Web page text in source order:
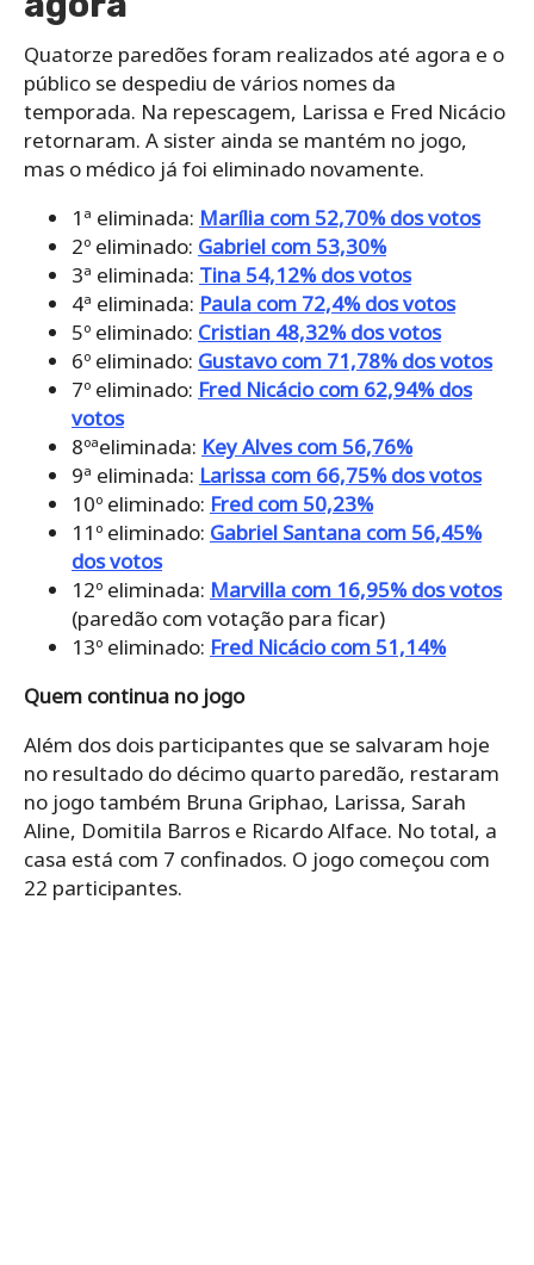
Quatorze paredões foram realizados até agora e o
público se despediu de vários nomes da
temporada. Na repescagem, Larissa e Fred Nicácio
retornaram. A sister ainda se mantém no jogo,
mas o médico já foi eliminado novamente.
1ª eliminada: Marília com 52,70% dos votos
2º eliminado: Gabriel com 53,30%
3ª eliminada: Tina 54,12% dos votos
4ª eliminada: Paula com 72,4% dos votos
5º eliminado: Cristian 48,32% dos votos
6º eliminado: Gustavo com 71,78% dos votos
7º eliminado: Fred Nicácio com 62,94% dos
votos
8ºªeliminada: Key Alves com 56,76%
9ª eliminada: Larissa com 66,75% dos votos
10º eliminado: Fred com 50,23%
11º eliminado: Gabriel Santana com 56,45%
dos votos
12º eliminada: Marvilla com 16,95% dos votos
(paredão com votação para ficar)
13º eliminado: Fred Nicácio com 51,14%
Quem continua no jogo
Além dos dois participantes que se salvaram hoje
no resultado do décimo quarto paredão, restaram
no jogo também Bruna Griphao, Larissa, Sarah
Aline, Domitila Barros e Ricardo Alface. No total, a
casa está com 7 confinados. O jogo começou com
22 participantes.